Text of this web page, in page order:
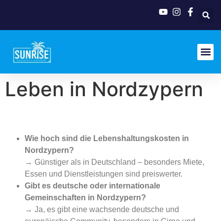
Leben in Nordzypern
Wie hoch sind die Lebenshaltungskosten in
Nordzypern?
→ Günstiger als in Deutschland – besonders Miete,
Essen und Dienstleistungen sind preiswerter.
Gibt es deutsche oder internationale
Gemeinschaften in Nordzypern?
→ Ja, es gibt eine wachsende deutsche und